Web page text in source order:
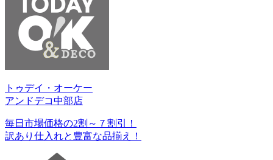
トゥデイ・オーケー
アンドデコ中部店
毎日市場価格の2割～７割引！
訳あり仕入れと豊富な品揃え！